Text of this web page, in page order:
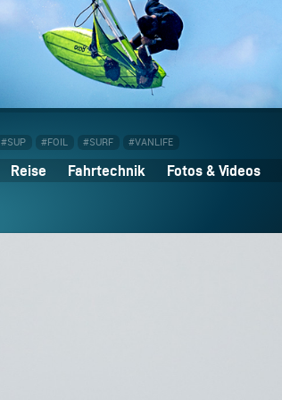
#SUP #FOIL #SURF #VANLIFE
Reise Fahrtechnik Fotos & Videos